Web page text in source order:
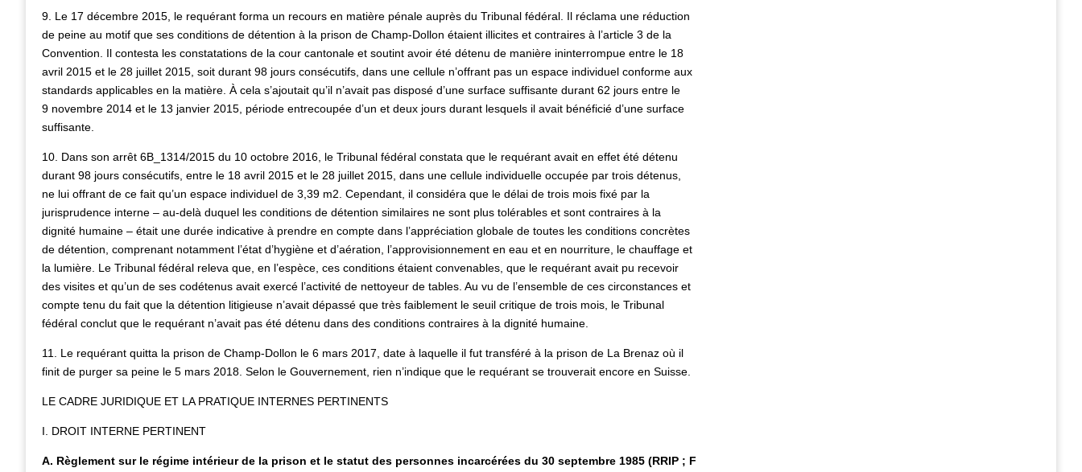
9. Le 17 décembre 2015, le requérant forma un recours en matière pénale auprès du Tribunal fédéral. Il réclama une réduction
de peine au motif que ses conditions de détention à la prison de Champ-Dollon étaient illicites et contraires à l’article 3 de la
Convention. Il contesta les constatations de la cour cantonale et soutint avoir été détenu de manière ininterrompue entre le 18
avril 2015 et le 28 juillet 2015, soit durant 98 jours consécutifs, dans une cellule n’offrant pas un espace individuel conforme aux
standards applicables en la matière. À cela s’ajoutait qu’il n’avait pas disposé d’une surface suffisante durant 62 jours entre le
9 novembre 2014 et le 13 janvier 2015, période entrecoupée d’un et deux jours durant lesquels il avait bénéficié d’une surface
suffisante.
10. Dans son arrêt 6B_1314/2015 du 10 octobre 2016, le Tribunal fédéral constata que le requérant avait en effet été détenu
durant 98 jours consécutifs, entre le 18 avril 2015 et le 28 juillet 2015, dans une cellule individuelle occupée par trois détenus,
ne lui offrant de ce fait qu’un espace individuel de 3,39 m2. Cependant, il considéra que le délai de trois mois fixé par la
jurisprudence interne – au-delà duquel les conditions de détention similaires ne sont plus tolérables et sont contraires à la
dignité humaine – était une durée indicative à prendre en compte dans l’appréciation globale de toutes les conditions concrètes
de détention, comprenant notamment l’état d’hygiène et d’aération, l’approvisionnement en eau et en nourriture, le chauffage et
la lumière. Le Tribunal fédéral releva que, en l’espèce, ces conditions étaient convenables, que le requérant avait pu recevoir
des visites et qu’un de ses codétenus avait exercé l’activité de nettoyeur de tables. Au vu de l’ensemble de ces circonstances et
compte tenu du fait que la détention litigieuse n’avait dépassé que très faiblement le seuil critique de trois mois, le Tribunal
fédéral conclut que le requérant n’avait pas été détenu dans des conditions contraires à la dignité humaine.
11. Le requérant quitta la prison de Champ-Dollon le 6 mars 2017, date à laquelle il fut transféré à la prison de La Brenaz où il
finit de purger sa peine le 5 mars 2018. Selon le Gouvernement, rien n’indique que le requérant se trouverait encore en Suisse.
LE CADRE JURIDIQUE ET LA PRATIQUE INTERNES PERTINENTS
I. DROIT INTERNE PERTINENT
A. Règlement sur le régime intérieur de la prison et le statut des personnes incarcérées du 30 septembre 1985 (RRIP ; F